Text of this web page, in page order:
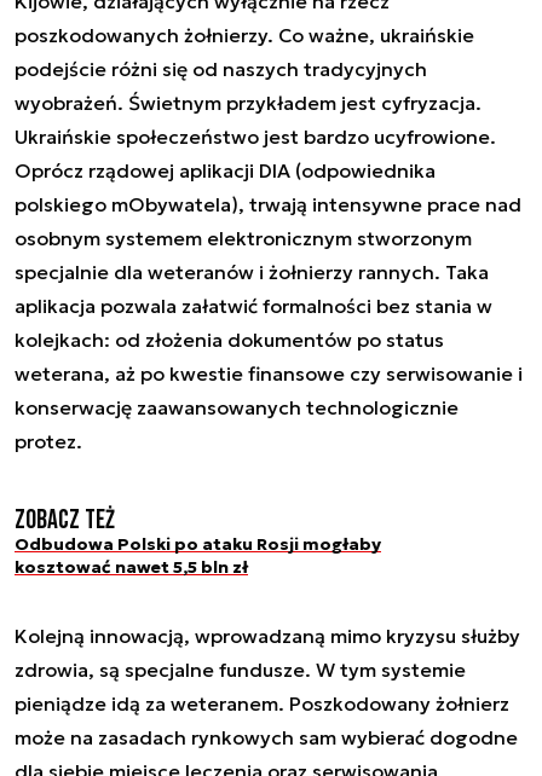
poszkodowanych żołnierzy. Co ważne, ukraińskie
podejście różni się od naszych tradycyjnych
wyobrażeń. Świetnym przykładem jest cyfryzacja.
Ukraińskie społeczeństwo jest bardzo ucyfrowione.
Oprócz rządowej aplikacji DIA (odpowiednika
polskiego mObywatela), trwają intensywne prace nad
osobnym systemem elektronicznym stworzonym
specjalnie dla weteranów i żołnierzy rannych. Taka
aplikacja pozwala załatwić formalności bez stania w
kolejkach: od złożenia dokumentów po status
weterana, aż po kwestie finansowe czy serwisowanie i
konserwację zaawansowanych technologicznie
protez.
Zobacz też
Odbudowa Polski po ataku Rosji mogłaby
kosztować nawet 5,5 bln zł
Kolejną innowacją, wprowadzaną mimo kryzysu służby
zdrowia, są specjalne fundusze. W tym systemie
pieniądze idą za weteranem. Poszkodowany żołnierz
może na zasadach rynkowych sam wybierać dogodne
dla siebie miejsce leczenia oraz serwisowania